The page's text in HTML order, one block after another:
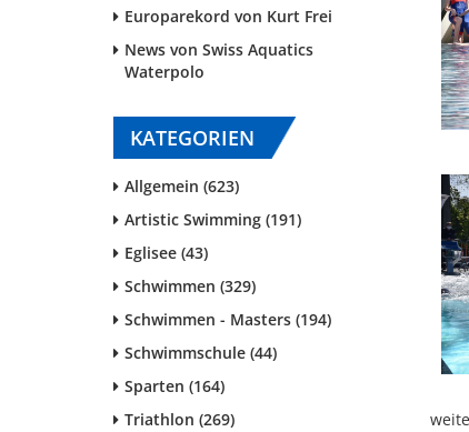
Europarekord von Kurt Frei
News von Swiss Aquatics
Waterpolo
KATEGORIEN
Allgemein (623)
Artistic Swimming (191)
Eglisee (43)
Schwimmen (329)
Schwimmen - Masters (194)
Schwimmschule (44)
Sparten (164)
Triathlon (269)